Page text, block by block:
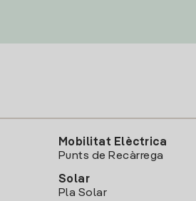
Mobilitat Elèctrica
Punts de Recàrrega
Solar
Pla Solar